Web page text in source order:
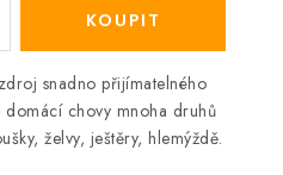
snadno přijímatelného
chovy mnoha druhů
želvy, ještěry, hlemýždě.